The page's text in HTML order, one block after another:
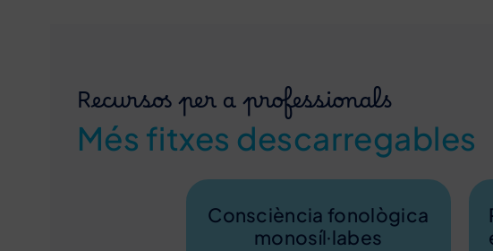
Recursos per a professionals
Més fitxes descarregables
Consciència fonològica
monosíl·labes